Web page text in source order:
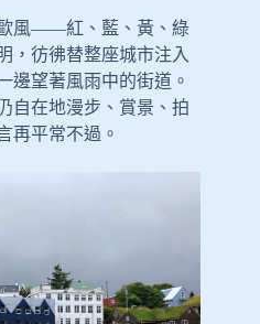
風——紅、藍、黃、綠
，彷彿替整座城市注入
邊望著風雨中的街道。
自在地漫步、賞景、拍
再平常不過。